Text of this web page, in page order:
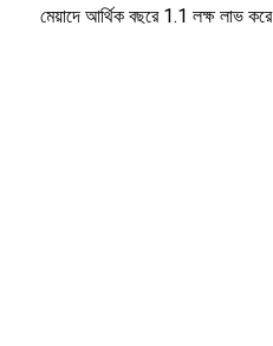
মেয়াদে আর্থিক বছরে 1.1 লক্ষ লাভ করে